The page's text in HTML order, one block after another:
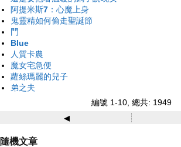
阿提米斯7：心魔上身
鬼靈精如何偷走聖誕節
門
Blue
人質卡農
魔女宅急便
蘿絲瑪麗的兒子
弟之夫
編號 1-10, 總共: 1949
◂
隨機文章